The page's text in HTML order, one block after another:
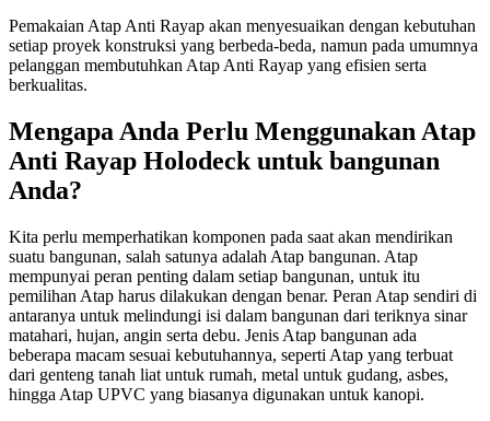
Pemakaian Atap Anti Rayap akan menyesuaikan dengan kebutuhan
setiap proyek konstruksi yang berbeda-beda, namun pada umumnya
pelanggan membutuhkan Atap Anti Rayap yang efisien serta
berkualitas.
Mengapa Anda Perlu Menggunakan Atap
Anti Rayap Holodeck untuk bangunan
Anda?
Kita perlu memperhatikan komponen pada saat akan mendirikan
suatu bangunan, salah satunya adalah Atap bangunan. Atap
mempunyai peran penting dalam setiap bangunan, untuk itu
pemilihan Atap harus dilakukan dengan benar. Peran Atap sendiri di
antaranya untuk melindungi isi dalam bangunan dari teriknya sinar
matahari, hujan, angin serta debu. Jenis Atap bangunan ada
beberapa macam sesuai kebutuhannya, seperti Atap yang terbuat
dari genteng tanah liat untuk rumah, metal untuk gudang, asbes,
hingga Atap UPVC yang biasanya digunakan untuk kanopi.